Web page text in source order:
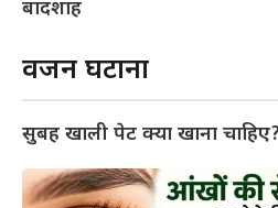
बादशाह
वजन घटाना
सुबह खाली पेट क्या खाना